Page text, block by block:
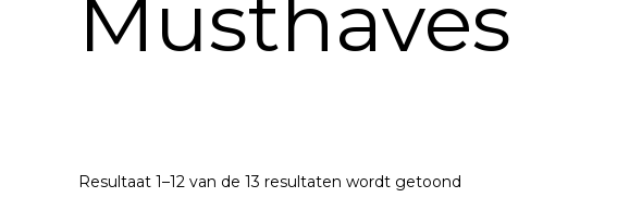
Musthaves
Resultaat 1–12 van de 13 resultaten wordt getoond